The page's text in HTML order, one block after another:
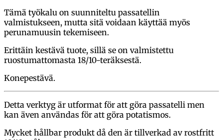
Tämä työkalu on suunniteltu passatellin
valmistukseen, mutta sitä voidaan käyttää myös
perunamuusin tekemiseen.
Erittäin kestävä tuote, sillä se on valmistettu
ruostumattomasta 18/10-teräksestä.
Konepestävä.
Detta verktyg är utformat för att göra passatelli men
kan även användas för att göra potatismos.
Mycket hållbar produkt då den är tillverkad av rostfritt